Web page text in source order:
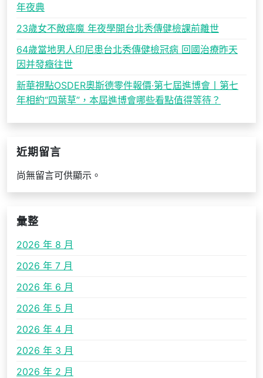
年夜典
23歲女不敵癌魔 年夜學開台北秀傳健檢課前離世
64歲當地男人印尼患台北秀傳健檢冠病 回國治療昨天
因并發癥往世
新華視點OSDER奧斯德零件報價·第七屆進博會丨第七
年相約“四葉草”，本屆進博會哪些看點值得等待？
近期留言
尚無留言可供顯示。
彙整
2026 年 8 月
2026 年 7 月
2026 年 6 月
2026 年 5 月
2026 年 4 月
2026 年 3 月
2026 年 2 月